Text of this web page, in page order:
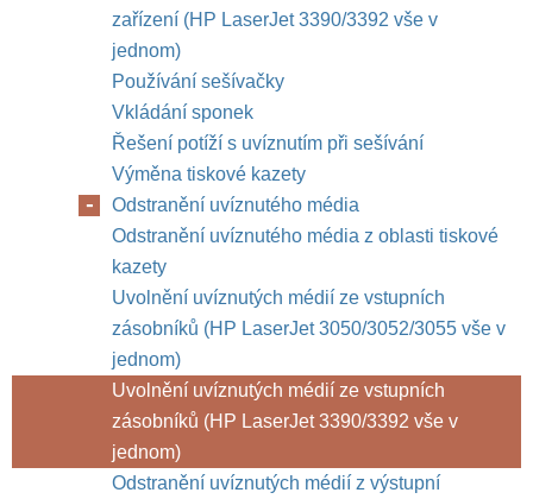
zařízení (HP LaserJet 3390/3392 vše v
jednom)
Používání sešívačky
Vkládání sponek
Řešení potíží s uvíznutím při sešívání
Výměna tiskové kazety
Odstranění uvíznutého média
Odstranění uvíznutého média z oblasti tiskové
kazety
Uvolnění uvíznutých médií ze vstupních
zásobníků (HP LaserJet 3050/3052/3055 vše v
jednom)
Uvolnění uvíznutých médií ze vstupních
zásobníků (HP LaserJet 3390/3392 vše v
jednom)
Odstranění uvíznutých médií z výstupní